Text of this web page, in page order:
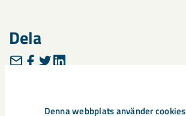
Denna webbplats använder cookies
Dela